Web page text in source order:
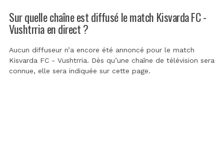
Sur quelle chaîne est diffusé le match Kisvarda FC -
Vushtrria en direct ?
Aucun diffuseur n’a encore été annoncé pour le match
Kisvarda FC - Vushtrria. Dès qu’une chaîne de télévision sera
connue, elle sera indiquée sur cette page.